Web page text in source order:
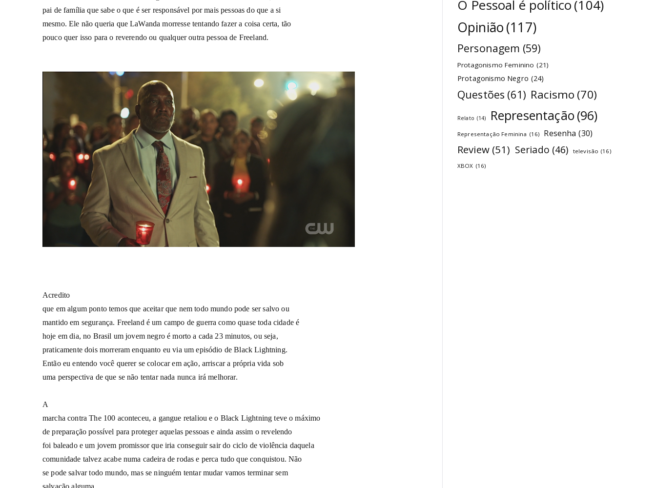
pai de família que sabe o que é ser responsável por mais pessoas do que a si
mesmo. Ele não queria que LaWanda morresse tentando fazer a coisa certa, tão
pouco quer isso para o reverendo ou qualquer outra pessoa de Freeland.
Acredito
que em algum ponto temos que aceitar que nem todo mundo pode ser salvo ou
mantido em segurança. Freeland é um campo de guerra como quase toda cidade é
hoje em dia, no Brasil um jovem negro é morto a cada 23 minutos, ou seja,
praticamente dois morreram enquanto eu via um episódio de Black Lightning.
Então eu entendo você querer se colocar em ação, arriscar a própria vida sob
uma perspectiva de que se não tentar nada nunca irá melhorar.
A
marcha contra The 100 aconteceu, a gangue retaliou e o Black Lightning teve o máximo
de preparação possível para proteger aquelas pessoas e ainda assim o revelendo
foi baleado e um jovem promissor que iria conseguir sair do ciclo de violência daquela
comunidade talvez acabe numa cadeira de rodas e perca tudo que conquistou. Não
se pode salvar todo mundo, mas se ninguém tentar mudar vamos terminar sem
salvação alguma.
O Pessoal é político(104)
Opinião(117)
Personagem (59)
Protagonismo Feminino (21)
Protagonismo Negro (24)
Questões (61) Racismo (70)
Relato (14) Representação (96)
Representação Feminina (16) Resenha (30)
Review (51) Seriado (46) televisão (16)
XBOX (16)